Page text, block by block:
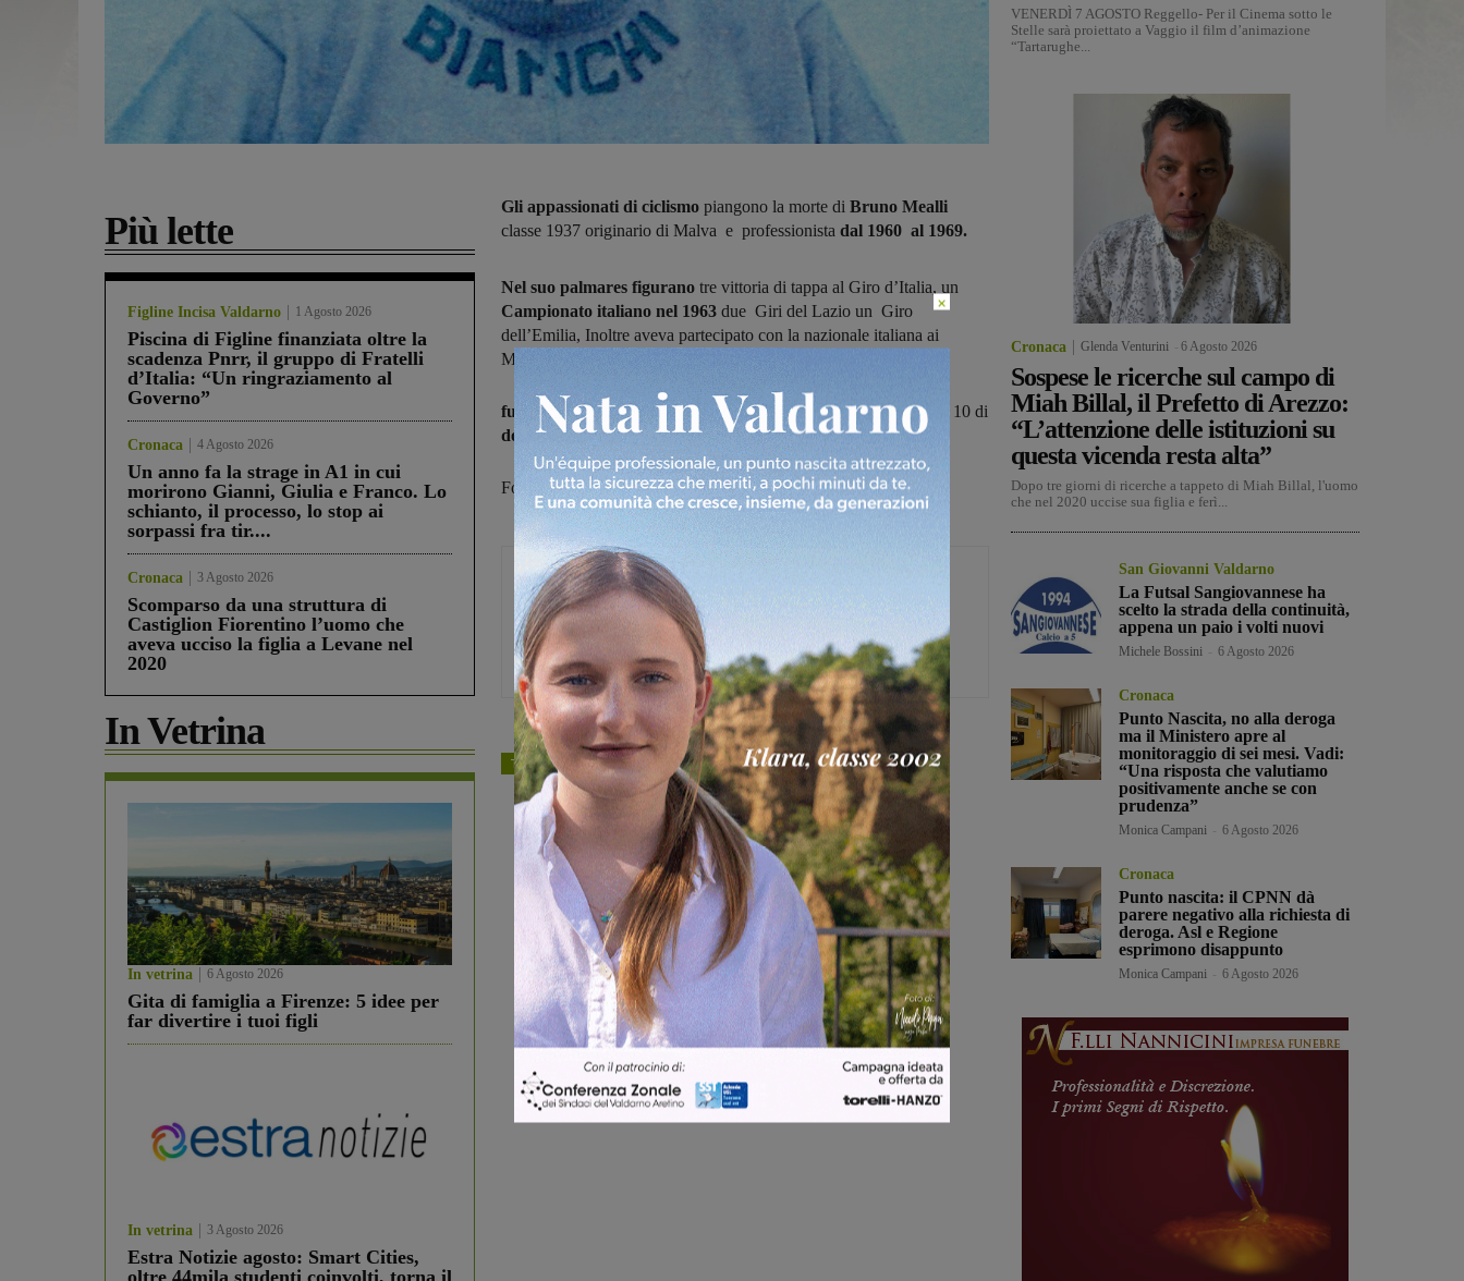
Più lette
Figline Incisa Valdarno 1 Agosto 2026
Piscina di Figline finanziata oltre la
scadenza Pnrr, il gruppo di Fratelli
d’Italia: “Un ringraziamento al
Governo”
Cronaca 4 Agosto 2026
Un anno fa la strage in A1 in cui
morirono Gianni, Giulia e Franco. Lo
schianto, il processo, lo stop ai
sorpassi fra tir....
Cronaca 3 Agosto 2026
Scomparso da una struttura di
Castiglion Fiorentino l’uomo che
aveva ucciso la figlia a Levane nel
2020
In Vetrina
In vetrina 6 Agosto 2026
Gita di famiglia a Firenze: 5 idee per
far divertire i tuoi figli
In vetrina 3 Agosto 2026
Estra Notizie agosto: Smart Cities,
Gli appassionati di ciclismo piangono la morte di Bruno Mealli
classe 1937 originario di Malva e professionista dal 1960 al 1969.
Nel suo palmares figurano tre vittoria di tappa al Giro d’Italia, un
Campionato italiano nel 1963 due Giri del Lazio un Giro
dell’Emilia, Inoltre aveva partecipato con la nazionale italiana ai
Mondiali nel 1964 e nel 1965.
funeralisi svolgeranno nella Chiesa di Castelfranco di Sopra alle 10 di
domattina(sabato 5 agosto).
Foto www.museociclismo.it
Michele Bossini
TAGS ciclismo ciclimo
Share
VENERDÌ 7 AGOSTO Reggello- Per il Cinema sotto le
Stelle sarà proiettato a Vaggio il film d’animazione
“Tartarughe...
Cronaca Glenda Venturini 6 Agosto 2026
Sospese le ricerche sul campo di
Miah Billal, il Prefetto di Arezzo:
“L’attenzione delle istituzioni su
questa vicenda resta alta”
Dopo tre giorni di ricerche a tappeto di Miah Billal, l'uomo
che nel 2020 uccise sua figlia e ferì...
San Giovanni Valdarno
La Futsal Sangiovannese ha
scelto la strada della continuità,
appena un paio i volti nuovi
Michele Bossini 6 Agosto 2026
Cronaca
Punto Nascita, no alla deroga
ma il Ministero apre al
monitoraggio di sei mesi. Vadi:
“Una risposta che valutiamo
positivamente anche se con
prudenza”
Monica Campani 6 Agosto 2026
Cronaca
Punto nascita: il CPNN dà
parere negativo alla richiesta di
deroga. Asl e Regione
esprimono disappunto
Monica Campani 6 Agosto 2026
×